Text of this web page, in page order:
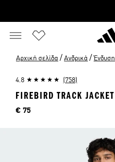
Αρχική σελίδα / Ανδρικά / Ένδυση
4.8 (758)
FIREBIRD TRACK JACKET
Τιμή
€ 75